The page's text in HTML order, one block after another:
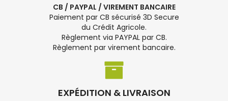
CB / PAYPAL / VIREMENT BANCAIRE
Paiement par CB sécurisé 3D Secure
du Crédit Agricole.
Règlement via PAYPAL par CB.
Règlement par virement bancaire.
EXPÉDITION & LIVRAISON